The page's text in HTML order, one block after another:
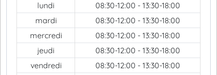
lundi
08:30-12:00 - 13:30-18:00
mardi
08:30-12:00 - 13:30-18:00
mercredi
08:30-12:00 - 13:30-18:00
jeudi
08:30-12:00 - 13:30-18:00
vendredi
08:30-12:00 - 13:30-18:00